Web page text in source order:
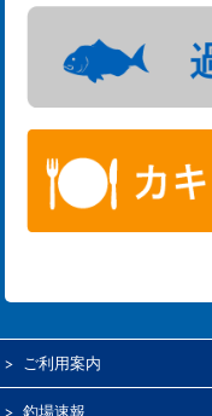
ご利用案内
釣場速報